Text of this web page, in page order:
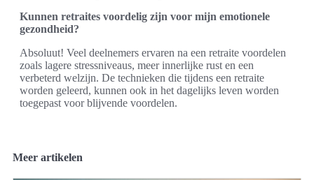
Kunnen retraites voordelig zijn voor mijn emotionele
gezondheid?
Absoluut! Veel deelnemers ervaren na een retraite voordelen
zoals lagere stressniveaus, meer innerlijke rust en een
verbeterd welzijn. De technieken die tijdens een retraite
worden geleerd, kunnen ook in het dagelijks leven worden
toegepast voor blijvende voordelen.
Meer artikelen